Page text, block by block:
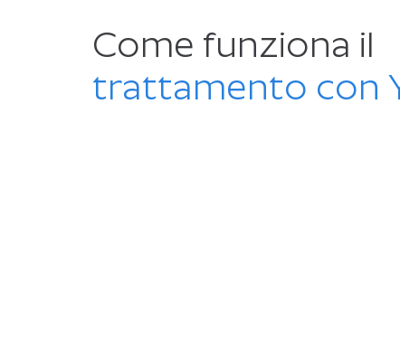
Come funziona il
trattamento con